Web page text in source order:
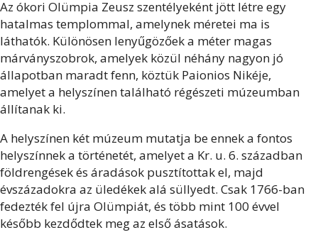
Az ókori Olümpia Zeusz szentélyeként jött létre egy
hatalmas templommal, amelynek méretei ma is
láthatók. Különösen lenyűgözőek a méter magas
márványszobrok, amelyek közül néhány nagyon jó
állapotban maradt fenn, köztük Paionios Nikéje,
amelyet a helyszínen található régészeti múzeumban
állítanak ki.
A helyszínen két múzeum mutatja be ennek a fontos
helyszínnek a történetét, amelyet a Kr. u. 6. században
földrengések és áradások pusztítottak el, majd
évszázadokra az üledékek alá süllyedt. Csak 1766-ban
fedezték fel újra Olümpiát, és több mint 100 évvel
később kezdődtek meg az első ásatások.